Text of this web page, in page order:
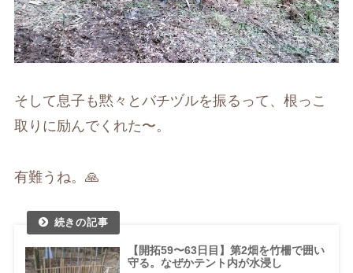
そして息子も黙々とバチヅルを振るって、根っこ
取りに励んでくれた〜。
有難うね。🙏
【開拓59〜63日目】第2畑を竹柵で囲い
守る。なぜかテント内が水浸し